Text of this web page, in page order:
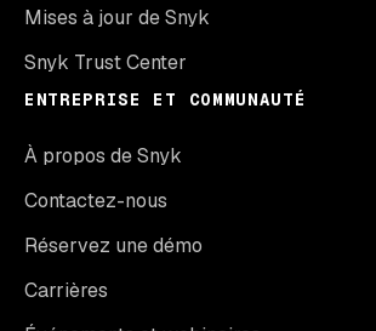
Mises à jour de Snyk
Snyk Trust Center
ENTREPRISE ET COMMUNAUTÉ
À propos de Snyk
Contactez-nous
Réservez une démo
Carrières